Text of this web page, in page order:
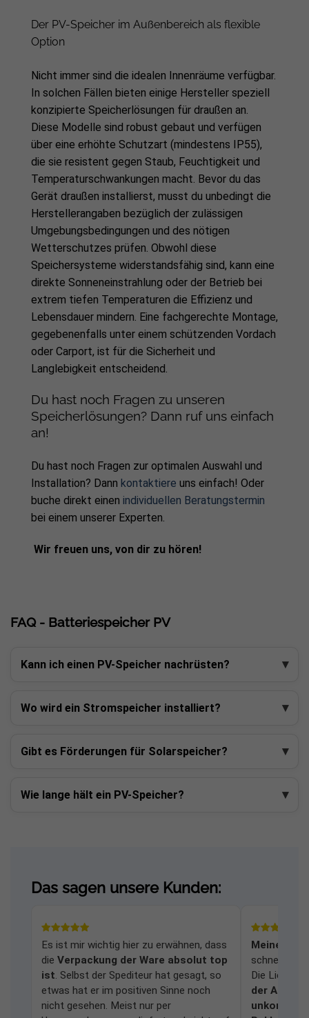
Der PV-Speicher im Außenbereich als flexible
Option
Nicht immer sind die idealen Innenräume verfügbar.
In solchen Fällen bieten einige Hersteller speziell
konzipierte Speicherlösungen für draußen an.
Diese Modelle sind robust gebaut und verfügen
über eine erhöhte Schutzart (mindestens IP55),
die sie resistent gegen Staub, Feuchtigkeit und
Temperaturschwankungen macht. Bevor du das
Gerät draußen installierst, musst du unbedingt die
Herstellerangaben bezüglich der zulässigen
Umgebungsbedingungen und des nötigen
Wetterschutzes prüfen. Obwohl diese
Speichersysteme widerstandsfähig sind, kann eine
direkte Sonneneinstrahlung oder der Betrieb bei
extrem tiefen Temperaturen die Effizienz und
Lebensdauer mindern. Eine fachgerechte Montage,
gegebenenfalls unter einem schützenden Vordach
oder Carport, ist für die Sicherheit und
Langlebigkeit entscheidend.
Du hast noch Fragen zu unseren
Speicherlösungen? Dann ruf uns einfach
an!
Du hast noch Fragen zur optimalen Auswahl und
Installation? Dann kontaktiere uns einfach! Oder
buche direkt einen individuellen Beratungstermin
bei einem unserer Experten.
Wir freuen uns, von dir zu hören!
FAQ - Batteriespeicher PV
Kann ich einen PV-Speicher nachrüsten?
Wo wird ein Stromspeicher installiert?
Gibt es Förderungen für Solarspeicher?
Wie lange hält ein PV-Speicher?
Das sagen unsere Kunden:
Es ist mir wichtig hier zu erwähnen, dass
die Verpackung der Ware absolut top
ist. Selbst der Spediteur hat gesagt, so
etwas hat er im positiven Sinne noch
nicht gesehen. Meist nur per
Meine
schnell und
Die
der Anlage